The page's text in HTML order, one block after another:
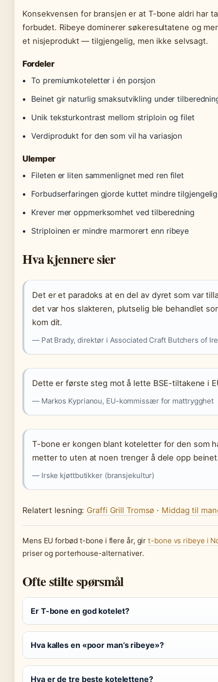
Konsekvensen for bransjen er at T-bone aldri har
forbudet. Ribeye dominerer søkeresultatene og
et nisjeprodukt — tilgjengelig, men ikke selvsagt.
Fordeler
To premiumkoteletter i én porsjon
Beinet gir naturlig smaksutvikling under
Unik teksturkontrast mellom striploin og filet
Verdiprodukt for den som vil ha variasjon
Ulemper
Fileten er liten sammenlignet med ren filet
Forbudserfaringen gjorde kuttet mindre tilgjengelig
Krever mer oppmerksomhet ved tilberedning
Striploinen er mindre marmorert enn ribeye
Hva kjennere sier
Det er et paradoks at en del av dyret som var
det var hos slakteren, plutselig ble behandlet
kom dit.
— Pat Brady, direktør i Associated Craft Butchers of
Dette er første steg mot å lette BSE-tiltakene i
— Markos Kyprianou, EU-kommissær for mattrygghet
T-bone er kongen blant koteletter for den som
metter to uten at noen trenger å dele opp
— Irske kjøttbutikker (bransjekultur)
Relatert lesning: Graffi Grill Tromsø · Middag til
Mens EU forbød t-bone i flere år, girt-bone vs ribeye i
priser og porterhouse-alternativer.
Ofte stilte spørsmål
Er T-bone en god kotelet?
Hva kalles en «poor man’s ribeye»?
Hva er de tre beste kotelettene?